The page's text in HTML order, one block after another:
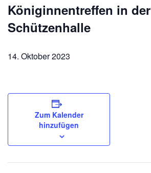
Königinnentreffen in der
Schützenhalle
14. Oktober 2023
Zum Kalender
hinzufügen